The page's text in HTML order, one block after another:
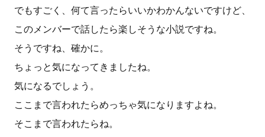
でもすごく、何て言ったらいいかわかんないですけど、
このメンバーで話したら楽しそうな小説ですね。
そうですね、確かに。
ちょっと気になってきましたね。
気になるでしょう。
ここまで言われたらめっちゃ気になりますよね。
そこまで言われたらね。